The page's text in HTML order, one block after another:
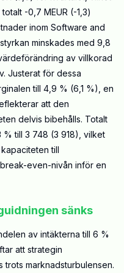
-0,7 MEUR (-1,3)
inom Software and
minskades med 9,8
av villkorad
Justerat för dessa
till 4,9 % (6,1 %), en
att den
delvis bibehålls. Totalt
% till 3 748 (3 918), vilket
till
even-nivån inför en
sänks
av intäkterna till 6 %
att strategin
marknadsturbulensen.